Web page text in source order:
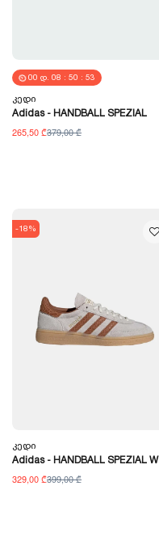
00 Დ. 08 : 50 : 52
Კედი
Adidas - HANDBALL SPEZIAL
265,50 ₾379,00 ₾
-18%
Კედი
Adidas - HANDBALL SPEZIAL W
329,00 ₾399,00 ₾